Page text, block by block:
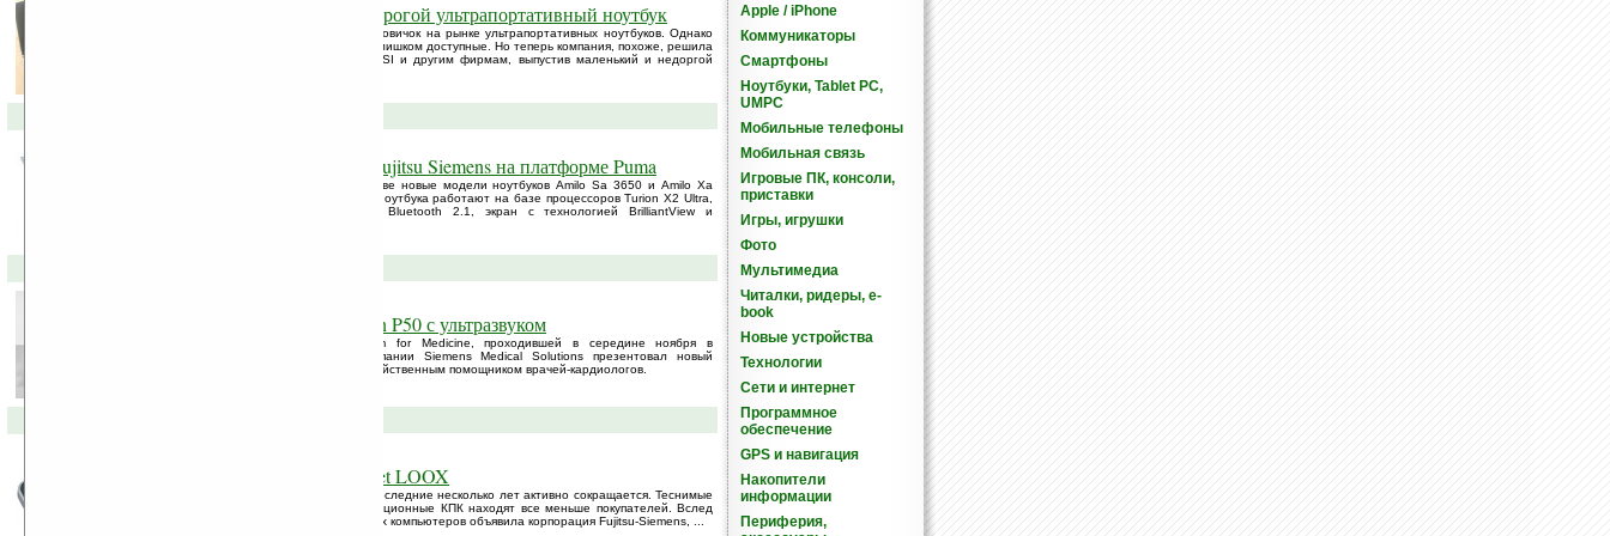
Fujitsu Siemens выпустит недорогой ультрапортативный ноутбук
Компания Fujitsu Siemens — далеко не новичок на рынке ультрапортативных ноутбуков. Однако
цены у этих устройств, мягко говоря, не слишком доступные. Но теперь компания, похоже, решила
присоединиться к Asus, Acer, HP, Dell, MSI и другим фирмам, выпустив маленький и недоргой
Новые модели ноутбуков от Fujitsu Siemens на платформе Puma
Компания Fujitsu Siemens представила две новые модели ноутбуков Amilo Sa 3650 и Amilo Xa
3530 на платформе Puma от AMD. Оба ноутбука работают на базе процессоров Turion X2 Ultra,
имеют в наличии интерфейс eSATA, Bluetooth 2.1, экран с технологией BrilliantView и
Медицинский ноутбук Acuson P50 с ультразвуком
На выставке Medica 39th World Forum for Medicine, проходившей в середине ноября в
Дюссельдорфе, немецкий филиал компании Siemens Medical Solutions презентовал новый
ноутбук Acuson P50, призванный стать действенным помощником врачей-кардиологов.
Прощай, Fujitsu-Siemens Pocket LOOX
Ни для кого не секрет, что рынок КПК в последние несколько лет активно сокращается. Теснимые
смартфонами и коммуникаторами, традиционные КПК находят все меньше покупателей. Вслед
за Dell, о полном уходе с рынка карманных компьютеров объявила корпорация Fujitsu-Siemens, ...
Apple / iPhone
Коммуникаторы
Смартфоны
Ноутбуки, Tablet PC,
UMPC
Мобильные телефоны
Мобильная связь
Игровые ПК, консоли,
приставки
Игры, игрушки
Фото
Мультимедиа
Читалки, ридеры, e-
book
Новые устройства
Технологии
Сети и интернет
Программное
обеспечение
GPS и навигация
Накопители
информации
Периферия,